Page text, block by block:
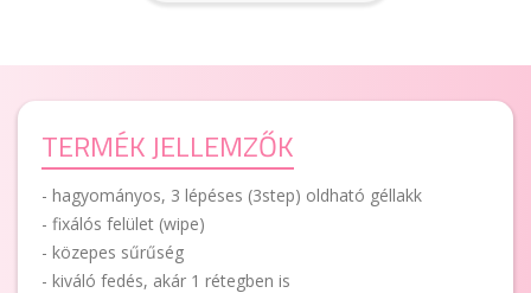
TERMÉK JELLEMZŐK
- hagyományos, 3 lépéses (3step) oldható géllakk
- fixálós felület (wipe)
- közepes sűrűség
- kiváló fedés, akár 1 rétegben is